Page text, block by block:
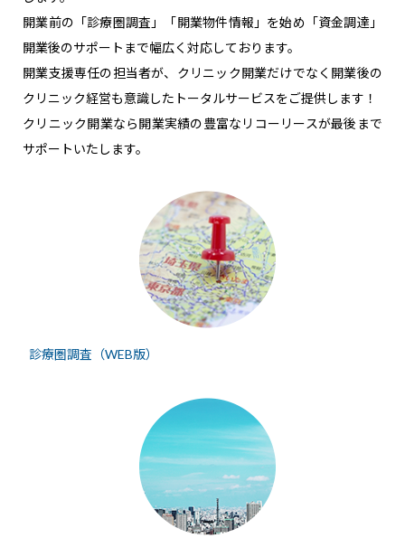
開業前の「診療圏調査」「開業物件情報」を始め「資金調達」
開業後のサポートまで幅広く対応しております。
開業支援専任の担当者が、クリニック開業だけでなく開業後の
クリニック経営も意識したトータルサービスをご提供します！
クリニック開業なら開業実績の豊富なリコーリースが最後まで
サポートいたします。
診療圏調査（WEB版）